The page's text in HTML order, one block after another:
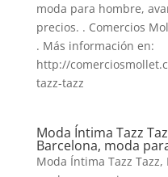
moda para hombre,
precios. . Comercios
. Más información en:
http://
tazz-tazz
Moda Íntima Tazz
Barcelona, moda
Moda Íntima Tazz